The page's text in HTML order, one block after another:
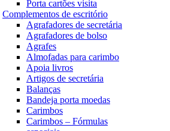
Porta cartões visita
Complementos de escritório
Agrafadores de secretária
Agrafadores de bolso
Agrafes
Almofadas para carimbo
Apoia livros
Artigos de secretária
Balanças
Bandeja porta moedas
Carimbos
Carimbos – Fórmulas